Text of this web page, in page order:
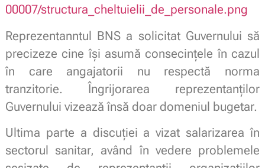
00007/structura_cheltuielii_de_personale.png
Reprezentanntul BNS a solicitat Guvernului să
precizeze cine își asumă consecințele în cazul
în care angajatorii nu respectă norma
tranzitorie. Îngrijorarea reprezentanților
Guvernului vizează însă doar domeniul bugetar.
Ultima parte a discuției a vizat salarizarea în
sectorul sanitar, având în vedere problemele